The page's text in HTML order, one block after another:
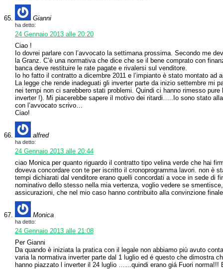
Gianni
ha detto:
24 Gennaio 2013 alle 20:20
Ciao !
Io dovrei parlare con l’avvocato la settimana prossima. Secondo me
la Granz. C’è una normativa che dice che se il bene comprato con
banca deve restituire le rate pagate e rivalersi sul venditore.
Io ho fatto il contratto a dicembre 2011 e l’impianto è stato montato ad
La legge che rende inadeguati gli inverter parte da inizio settembre mi
nei tempi non ci sarebbero stati problemi. Quindi ci hanno rimesso pure
inverter !). Mi piacerebbe sapere il motivo dei ritardi…..Io sono stato
con l’avvocato scrivo…
Ciao!
alfred
ha detto:
24 Gennaio 2013 alle 20:44
ciao Monica per quanto riguardo il contratto tipo velina verde che hai
doveva concordare con te per iscritto il cronoprogramma lavori. non è
tempi dichiarati dal venditore erano quelli concordati a voce in sede di
nominativo dello stesso nella mia vertenza, voglio vedere se
assicurazioni, che nel mio caso hanno contribuito alla convinzione
Monica
ha detto:
24 Gennaio 2013 alle 21:08
Per Gianni
Da quando è iniziata la pratica con il legale non abbiamo più avuto
varia la normativa inverter parte dal 1 luglio ed é questo che dimostra
hanno piazzato l inverter il 24 luglio ……quindi erano giá Fuori norma!!!